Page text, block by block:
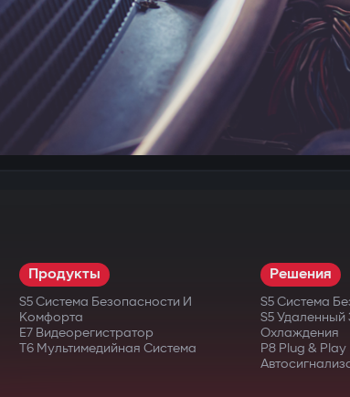
Продукты
S5 Система Безопасности И
Комфорта
E7 Видеорегистратор
T6 Мультимедийная Система
Решения
S5 Система
S5 Удаленный
Охлаждения
P8 Plug & Play